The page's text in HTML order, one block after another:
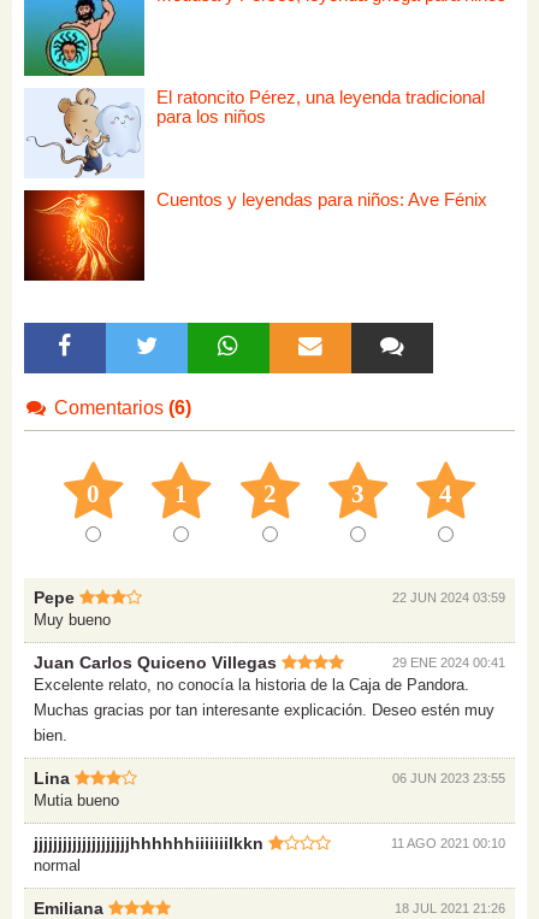
El ratoncito Pérez, una leyenda tradicional
para los niños
Cuentos y leyendas para niños: Ave Fénix
Comentarios (6)
0 1 2 3 4
22 JUN 2024 03:59
Pepe
Muy bueno
29 ENE 2024 00:41
Juan Carlos Quiceno Villegas
Excelente relato, no conocía la historia de la Caja de Pandora.
Muchas gracias por tan interesante explicación. Deseo estén muy
bien.
06 JUN 2023 23:55
Lina
Mutia bueno
11 AGO 2021 00:10
jjjjjjjjjjjjjjjjjjjjhhhhhhiiiiiiilkkn
normal
18 JUL 2021 21:26
Emiliana